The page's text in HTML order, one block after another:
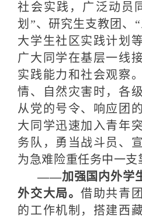
社会实践，广泛动员
划”、研究生支教团、“
大学生社区实践计划
广大同学在基层一线
实践能力和社会观察
情、自然灾害时，各
从党的号令、响应团
大同学迅速加入青年
务队，勇当战斗员、
为急难险重任务中一支
——加强国内外学
外交大局。借助共青
的工作机制，搭建西